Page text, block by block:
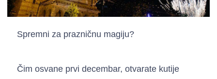
Spremni za prazničnu magiju?
Čim osvane prvi decembar, otvarate kutije